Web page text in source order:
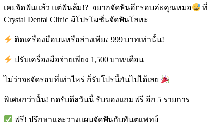
เคยจัดฟันแล้ว แต่ฟันล้ม!? อยากจัดฟันอีกรอบค่ะคุณหมอ
ที่
Crystal Dental Clinic มีโปรโมชั่นจัดฟันโลหะ
ติดเครื่องมือบนหรือล่างเพียง 999 บาทเท่านั้น!
ปรับเครื่องมือจ่ายเพียง 1,500 บาท/เดือน
ไม่ว่าจะจัดรอบที่เท่าไหร่ ก็รับโปรนี้กันไปได้เลย
พิเศษกว่านั้น! กดรับดีลวันนี้ รับของแถมฟรี อีก 5 รายการ
ฟรี! ปรึกษาและวางแผนจัดฟันกับทันตแพทย์